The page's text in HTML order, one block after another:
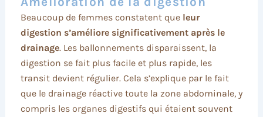
Beaucoup de femmes constatent que leur
digestion s’améliore significativement après le
drainage. Les ballonnements disparaissent, la
digestion se fait plus facile et plus rapide, les
transit devient régulier. Cela s’explique par le fait
que le drainage réactive toute la zone abdominale, y
compris les organes digestifs qui étaient souvent